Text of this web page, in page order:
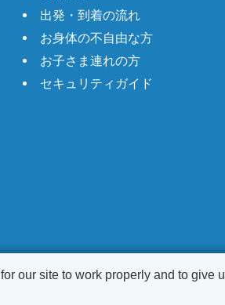
出発・到着の流れ
お身体の不自由な方
お子さま連れの方
セキュリティガイド
our site to work properly and to give